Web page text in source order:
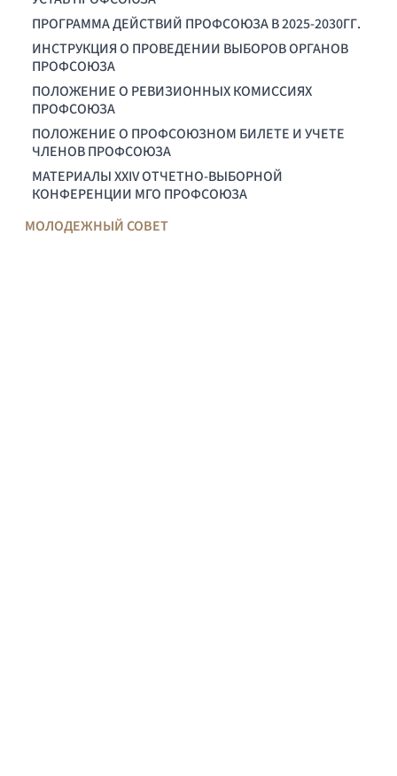
ПРОГРАММА ДЕЙСТВИЙ ПРОФСОЮЗА В 2025-2030ГГ.
ИНСТРУКЦИЯ О ПРОВЕДЕНИИ ВЫБОРОВ ОРГАНОВ
ПРОФСОЮЗА
ПОЛОЖЕНИЕ О РЕВИЗИОННЫХ КОМИССИЯХ
ПРОФСОЮЗА
ПОЛОЖЕНИЕ О ПРОФСОЮЗНОМ БИЛЕТЕ И УЧЕТЕ
ЧЛЕНОВ ПРОФСОЮЗА
МАТЕРИАЛЫ XXIV ОТЧЕТНО-ВЫБОРНОЙ
КОНФЕРЕНЦИИ МГО ПРОФСОЮЗА
МОЛОДЕЖНЫЙ СОВЕТ